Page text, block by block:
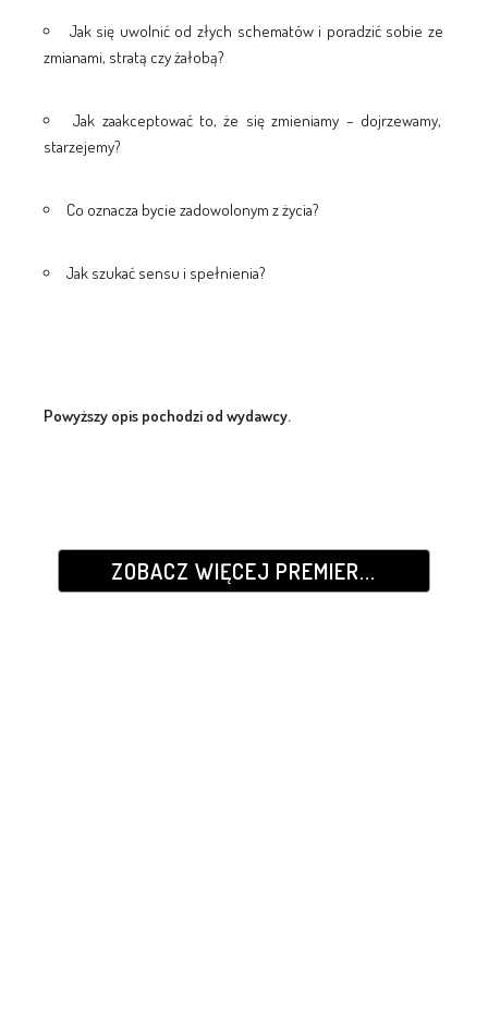
Jak się uwolnić od złych schematów i poradzić sobie ze
zmianami, stratą czy żałobą?
Jak zaakceptować to, że się zmieniamy – dojrzewamy,
starzejemy?
Co oznacza bycie zadowolonym z życia?
Jak szukać sensu i spełnienia?
Powyższy opis pochodzi od wydawcy.
ZOBACZ WIĘCEJ PREMIER...